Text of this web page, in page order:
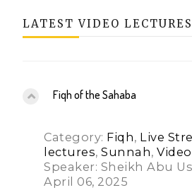
LATEST VIDEO LECTURES
Fiqh of the Sahaba
Category: Fiqh, Live
lectures,Sunnah,
Speaker: Sheikh Abu
April 06, 2025